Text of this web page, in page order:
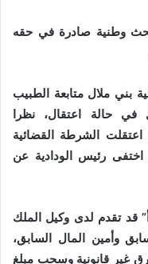
وطنية صادرة في حقه
بني ملال متابعة الطبيب
في حالة اعتقال، نظرا
اعتقلت الشرطة القضائية
اختفى رئيس الودادية عن
قد تقدم لدى وكيل الملك
وأمين المال السابق،
غير قانونية وسحب مبلغ